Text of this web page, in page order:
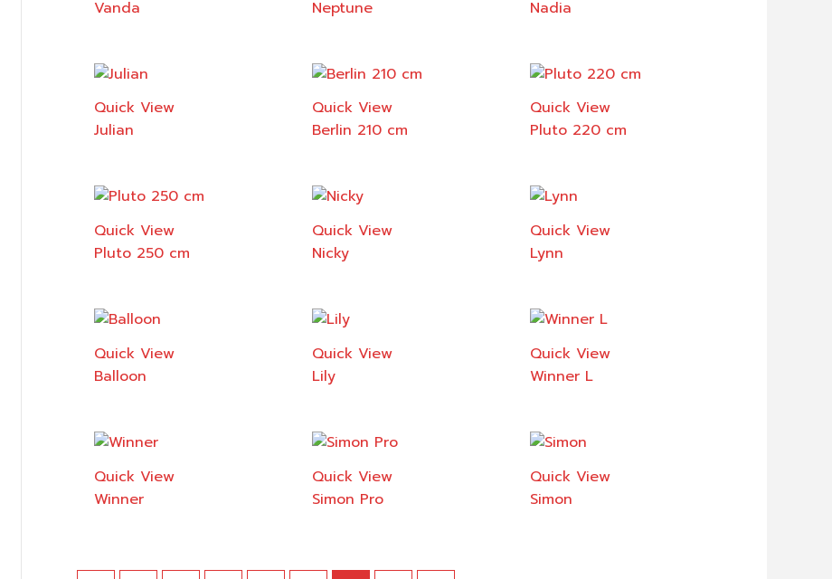
Vanda
Neptune
Nadia
Quick View
Julian
Quick View
Berlin 210 cm
Quick View
Pluto 220 cm
Quick View
Pluto 250 cm
Quick View
Nicky
Quick View
Lynn
Quick View
Balloon
Quick View
Lily
Quick View
Winner L
Quick View
Winner
Quick View
Simon Pro
Quick View
Simon